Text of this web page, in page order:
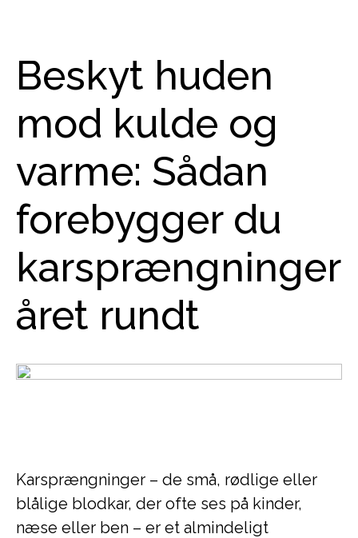
Beskyt huden
mod kulde og
varme: Sådan
forebygger du
karsprængninger
året rundt
Karsprængninger – de små, rødlige eller
blålige blodkar, der ofte ses på kinder,
næse eller ben – er et almindeligt